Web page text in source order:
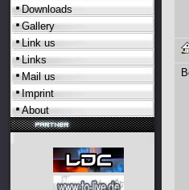
Downloads
Gallery
Link us
Links
Mail us
Imprint
About